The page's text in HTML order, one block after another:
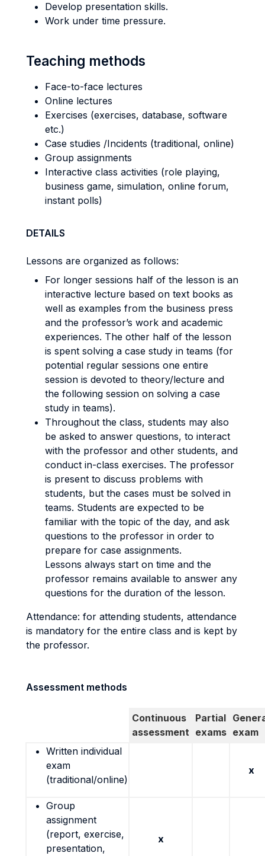
Develop presentation skills.
Work under time pressure.
Teaching methods
Face-to-face lectures
Online lectures
Exercises (exercises, database, software
etc.)
Case studies /Incidents (traditional, online)
Group assignments
Interactive class activities (role playing,
business game, simulation, online forum,
instant polls)
DETAILS
Lessons are organized as follows:
For longer sessions half of the lesson is an
interactive lecture based on text books as
well as examples from the business press
and the professor’s work and academic
experiences. The other half of the lesson
is spent solving a case study in teams (for
potential regular sessions one entire
session is devoted to theory/lecture and
the following session on solving a case
study in teams).
Throughout the class, students may also
be asked to answer questions, to interact
with the professor and other students, and
conduct in-class exercises. The professor
is present to discuss problems with
students, but the cases must be solved in
teams. Students are expected to be
familiar with the topic of the day, and ask
questions to the professor in order to
prepare for case assignments.
Lessons always start on time and the
professor remains available to answer any
questions for the duration of the lesson.
Attendance: for attending students, attendance
is mandatory for the entire class and is kept by
the professor.
Assessment methods
Continuous
assessment
Partial
exams exam
Written individual
exam
(traditional/online)
x
Group
assignment
(report, exercise,
presentation,
x